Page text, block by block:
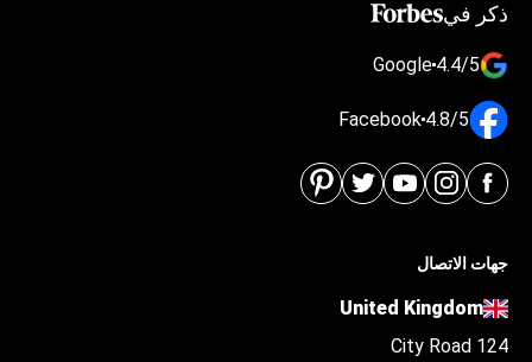
ذكر في
4.4/5
Google
4.8/5
Facebook
جهات الاتصال
United Kingdom
124 City Road